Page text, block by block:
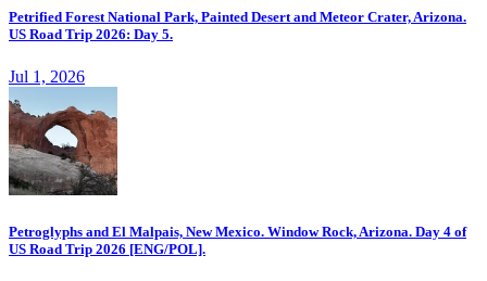
Petrified Forest National Park, Painted Desert and Meteor Crater, Arizona.
US Road Trip 2026: Day 5.
Jul 1, 2026
Petroglyphs and El Malpais, New Mexico. Window Rock, Arizona. Day 4 of
US Road Trip 2026 [ENG/POL].